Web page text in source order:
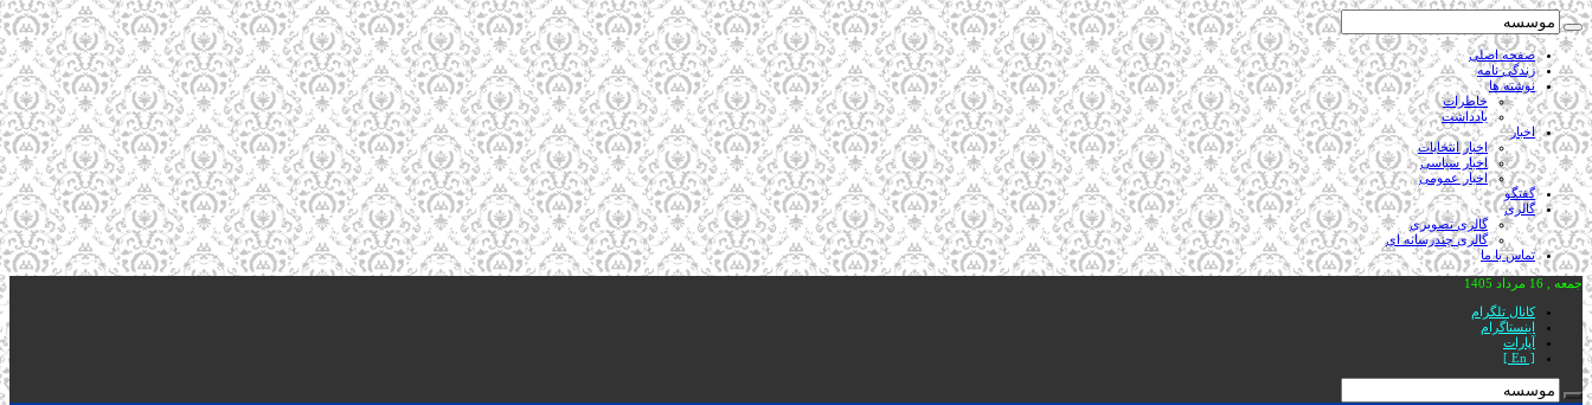
صفحه اصلی
زندگی نامه
نوشته ها
خاطرات
یادداشت
اخبار
اخبار انتخابات
اخبار سیاسی
اخبار عمومی
گفتگو
گالری
گالری تصویری
گالری چندرسانه ای
تماس با ما
جمعه , 16 مرداد 1405
کانال تلگرام
اینستاگرام
آپارات
[ En ]